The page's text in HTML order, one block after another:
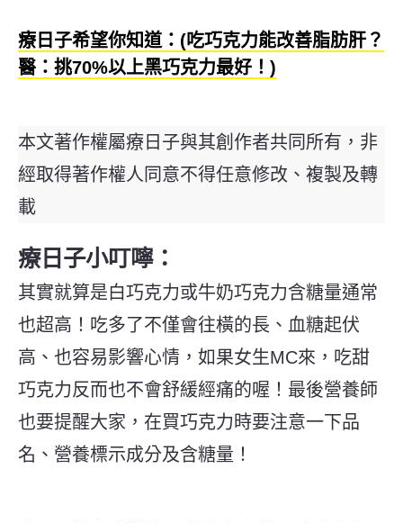
療日子希望你知道：(吃巧克力能改善脂肪肝？
醫：挑70%以上黑巧克力最好！)
本文著作權屬療日子與其創作者共同所有，非
經取得著作權人同意不得任意修改、複製及轉
載
療日子小叮嚀：
其實就算是白巧克力或牛奶巧克力含糖量通常
也超高！吃多了不僅會往橫的長、血糖起伏
高、也容易影響心情，如果女生MC來，吃甜
巧克力反而也不會舒緩經痛的喔！ 最後營養師
也要提醒大家，在買巧克力時要注意一下品
名、營養標示成分及含糖量！